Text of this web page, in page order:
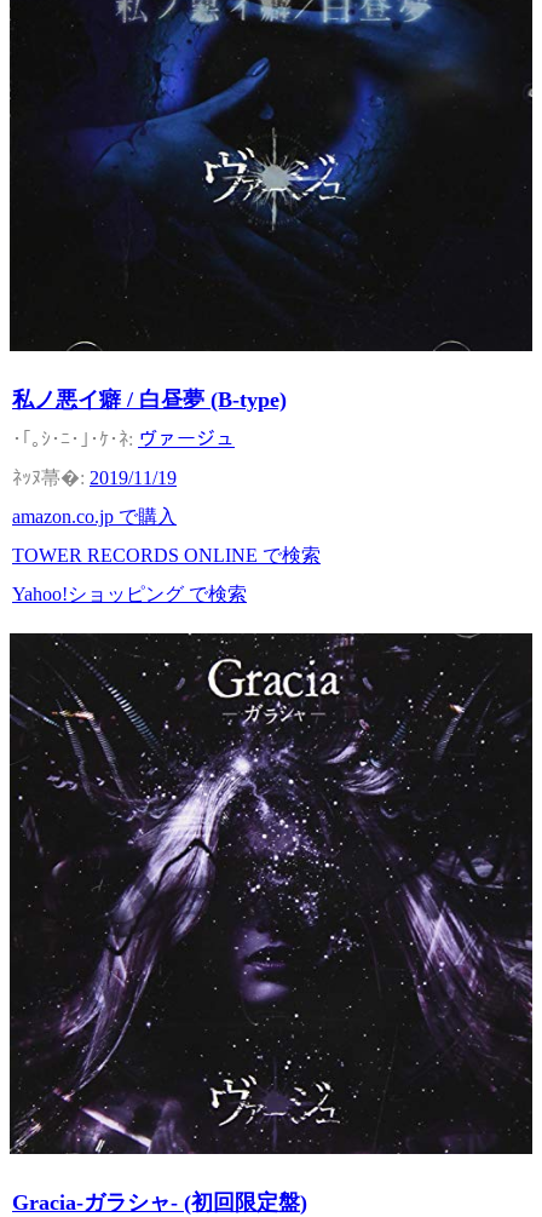
私ノ悪イ癖 / 白昼夢 (B-type)
ヴァージュ
2019/11/19
amazon.co.jp で購入
TOWER RECORDS ONLINE で検索
Yahoo!ショッピング で検索
Gracia-ガラシャ- (初回限定盤)